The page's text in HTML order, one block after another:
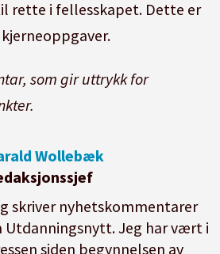
rette i fellesskapet. Dette er
som gir uttrykk for
Wollebæk
skriver nyhetskommentarer
Utdanningsnytt. Jeg har vært i
siden begynnelsen av